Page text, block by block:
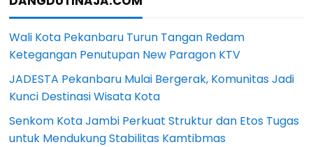
Wali Kota Pekanbaru Turun Tangan Redam
Ketegangan Penutupan New Paragon KTV
JADESTA Pekanbaru Mulai Bergerak, Komunitas Jadi
Kunci Destinasi Wisata Kota
Senkom Kota Jambi Perkuat Struktur dan Etos Tugas
untuk Mendukung Stabilitas Kamtibmas